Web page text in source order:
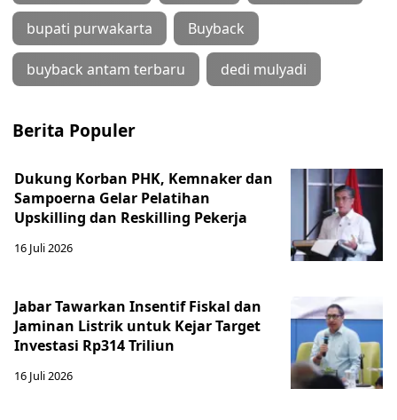
bupati purwakarta Buyback
buyback antam terbaru dedi mulyadi
Berita Populer
Dukung Korban PHK, Kemnaker dan
Sampoerna Gelar Pelatihan
Upskilling dan Reskilling Pekerja
16 Juli 2026
Jabar Tawarkan Insentif Fiskal dan
Jaminan Listrik untuk Kejar Target
Investasi Rp314 Triliun
16 Juli 2026